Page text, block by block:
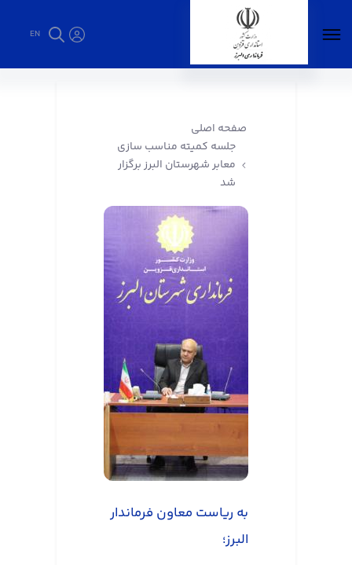
EN
صفحه اصلی
جلسه کمیته مناسب سازی
معابر شهرستان البرز برگزار
شد
به ریاست معاون فرماندار
البرز؛